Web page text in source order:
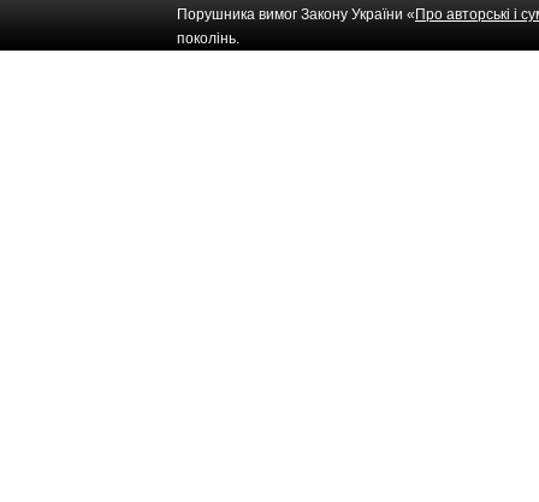
Порушника вимог Закону України « Про авторські і
поколінь.